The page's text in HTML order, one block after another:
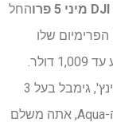
DJI מיני 5 פרו
החל
מ-$709 בלבד. אפילו עם ה-Fly More Combo הפרימיום שלו
הכולל את השלט המשולב של המסך, הוא מגיע עד 1,009 דולר.
הדגם הזה מגיע עם חיישן גדול יותר בגודל 1 אינץ', גימבל בעל 3
צירים והימנעות ממכשולים מכל הכיוונים. עם ה-Aqua, אתה משלם